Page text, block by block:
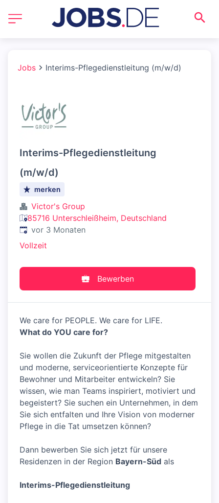
Jobs Interims-Pflegedienstleitung (m/w/d)
Interims-Pflegedienstleitung
(m/w/d)
merken
Victor's Group
85716 Unterschleißheim, Deutschland
Veröffentlicht:
vor 3 Monaten
Vollzeit
Bewerben
We care for PEOPLE. We care for LIFE.
What do YOU care for?
Sie wollen die Zukunft der Pflege mitgestalten
und moderne, serviceorientierte Konzepte für
Bewohner und Mitarbeiter entwickeln? Sie
wissen, wie man Teams inspiriert, motiviert und
begeistert? Sie suchen ein Unternehmen, in dem
Sie sich entfalten und Ihre Vision von moderner
Pflege in die Tat umsetzen können?
Dann bewerben Sie sich jetzt für unsere
Residenzen in der Region Bayern-Süd als
Interims-Pflegedienstleitung